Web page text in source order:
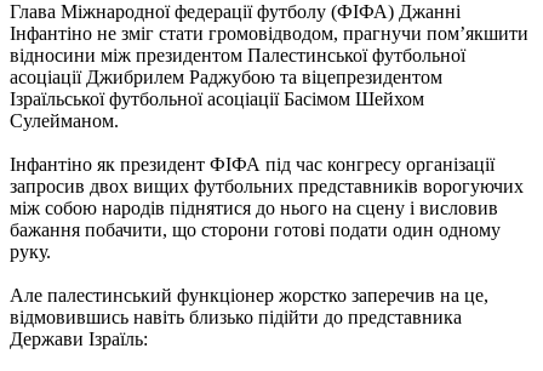
Глава Міжнародної федерації футболу (ФІФА) Джанні
Інфантіно не зміг стати громовідводом, прагнучи пом’якшити
відносини між президентом Палестинської футбольної
асоціації Джибрилем Раджубою та віцепрезидентом
Ізраїльської футбольної асоціації Басімом Шейхом
Сулейманом.
Інфантіно як президент ФІФА під час конгресу організації
запросив двох вищих футбольних представників ворогуючих
між собою народів піднятися до нього на сцену і висловив
бажання побачити, що сторони готові подати один одному
руку.
Але палестинський функціонер жорстко заперечив на це,
відмовившись навіть близько підійти до представника
Держави Ізраїль: